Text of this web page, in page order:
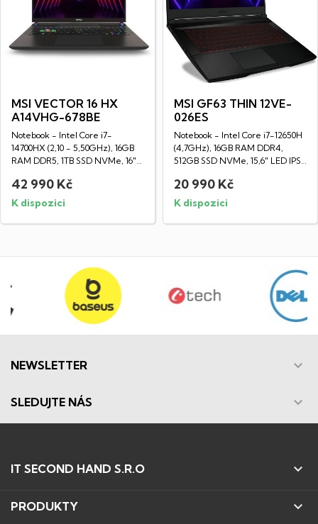
MSI VECTOR 16 HX
A14VHG-678BE
Notebook - Intel Core i7-
14700HX (2,10 - 5,50GHz), 16GB
RAM DDR5, 1TB SSD NVMe, 16"
42 990 Kč
K dispozici
MSI GF63 THIN 12VE-
026ES
Notebook - Intel Core i7-12650H
(4,7GHz), 16GB RAM DDR4,
512GB SSD NVMe, 15,6" LED IPS
20 990 Kč
K dispozici
NEWSLETTER 
SLEDUJTE NÁS 
IT SECOND HAND S.R.O 
PRODUKTY 